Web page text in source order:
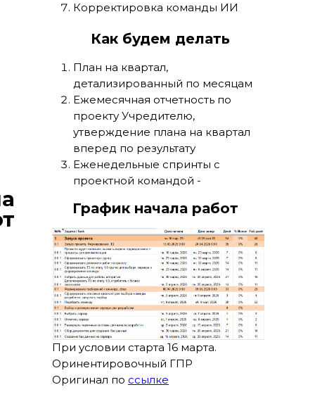
Корректировка команды ИИ
утвержденным графиком работ
с графиком
Как будем делать
План на квартал,
детализированный по месяцам
Ежемесячная отчетность по
проекту Учредителю,
утверждение плана на квартал
вперед по результату
Еженедельные спринты с
проектной командой -
подразделений.
График начала работ
При условии старта 16 марта.
Оринентировочный ГПР
Оригинал по ссылке